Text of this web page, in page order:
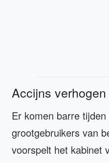
Accijns verhogen
Er komen barre
grootgebruikers van
voorspelt het kabinet